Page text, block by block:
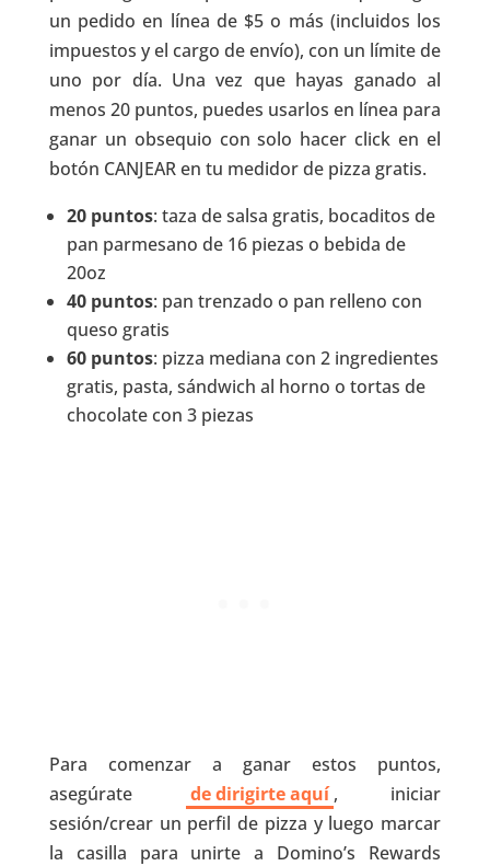
un pedido en línea de $5 o más (incluidos los
impuestos y el cargo de envío), con un límite de
uno por día. Una vez que hayas ganado al
menos 20 puntos, puedes usarlos en línea para
ganar un obsequio con solo hacer click en el
botón CANJEAR en tu medidor de pizza gratis.
20 puntos: taza de salsa gratis, bocaditos de
pan parmesano de 16 piezas o bebida de
20oz
40 puntos: pan trenzado o pan relleno con
queso gratis
60 puntos: pizza mediana con 2 ingredientes
gratis, pasta, sándwich al horno o tortas de
chocolate con 3 piezas
Para comenzar a ganar estos puntos,
asegúrate
de dirigirte aquí , iniciar
sesión/crear un perfil de pizza y luego marcar
la casilla para unirte a Domino’s Rewards